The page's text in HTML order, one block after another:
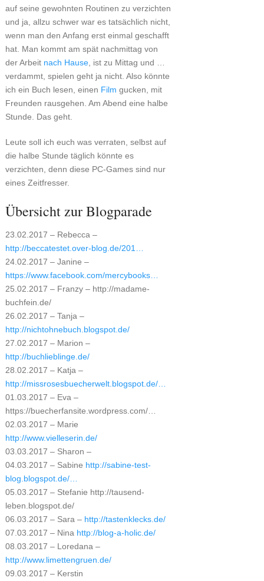
auf seine gewohnten Routinen zu verzichten
und ja, allzu schwer war es tatsächlich nicht,
wenn man den Anfang erst einmal geschafft
hat. Man kommt am spät nachmittag von
der Arbeit nach Hause, ist zu Mittag und …
verdammt, spielen geht ja nicht. Also könnte
ich ein Buch lesen, einen Film gucken, mit
Freunden rausgehen. Am Abend eine halbe
Stunde. Das geht.
Leute soll ich euch was verraten, selbst auf
die halbe Stunde täglich könnte es
verzichten, denn diese PC-Games sind nur
eines Zeitfresser.
Übersicht zur Blogparade
23.02.2017 – Rebecca –
http://beccatestet.over-blog.de/201…
24.02.2017 – Janine –
https://www.facebook.com/mercybooks…
25.02.2017 – Franzy – http://madame-
buchfein.de/
26.02.2017 – Tanja –
http://nichtohnebuch.blogspot.de/
27.02.2017 – Marion –
http://buchlieblinge.de/
28.02.2017 – Katja –
http://missrosesbuecherwelt.blogspot.de/…
01.03.2017 – Eva –
https://buecherfansite.wordpress.com/…
02.03.2017 – Marie
http://www.vielleserin.de/
03.03.2017 – Sharon –
04.03.2017 – Sabine http://sabine-test-
blog.blogspot.de/…
05.03.2017 – Stefanie http://tausend-
leben.blogspot.de/
06.03.2017 – Sara – http://tastenklecks.de/
07.03.2017 – Nina http://blog-a-holic.de/
08.03.2017 – Loredana –
http://www.limettengruen.de/
09.03.2017 – Kerstin